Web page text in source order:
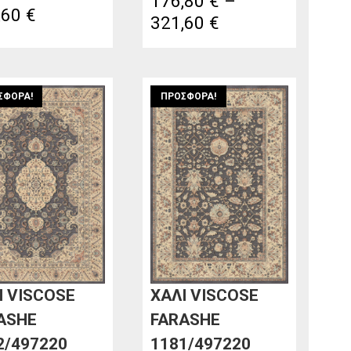
€Price
through
197,60 €
321,60 €
through
321,60 €
VISCOSE
497220
ΠΡΟΣΦΟΡΆ!
ΧΑΛΙ VISCOSE
FARASHE
1181/497220